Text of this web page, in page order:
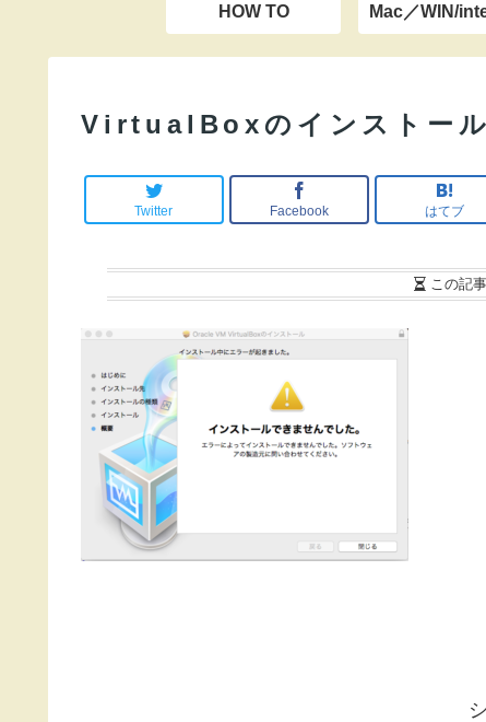
HOW TO Mac／WIN/
VirtualBoxのインストール
Twitter Facebook はてブ
この記